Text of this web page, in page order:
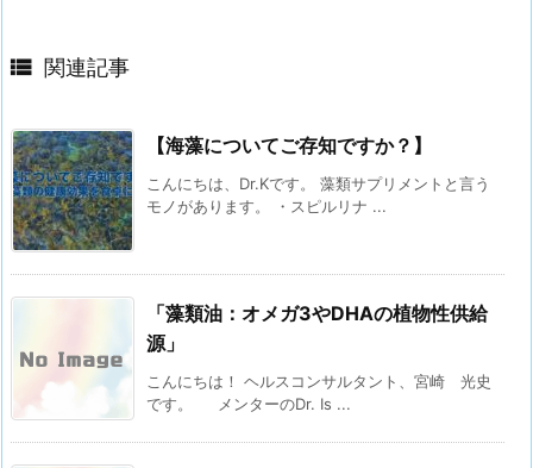
 関連記事
【海藻についてご存知ですか？】
こんにちは、Dr.Kです。 藻類サプリメントと言う
モノがあります。 ・スピルリナ ...
「藻類油：オメガ3やDHAの植物性供給
源」
こんにちは！ ヘルスコンサルタント、宮崎 光史
です。 メンターのDr. Is ...